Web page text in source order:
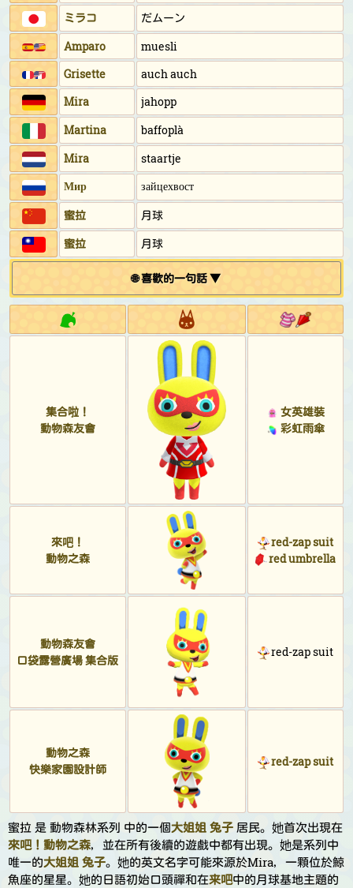
ミラコ
だムーン
Amparo
muesli
Grisette
auch auch
Mira
jahopp
Martina
baffoplà
Mira
staartje
Мир зайцехвост
蜜拉
月球
蜜拉
月球
🌐 喜歡的一句話 ▼
集合啦！
動物森友會
女英雄裝
彩虹雨傘
來吧！
動物之森
red-zap suit
red umbrella
動物森友會
口袋露營廣場 集合版
red-zap suit
動物之森
快樂家園設計師
red-zap suit
蜜拉 是 動物森林系列 中的一個大姐姐 兔子 居民。她首次出現在
來吧！動物之森，並在所有後續的遊戲中都有出現。她是系列中
唯一的大姐姐 兔子。她的英文名字可能來源於Mira，一顆位於鯨
魚座的星星。她的日語初始口頭禪和在来吧中的月球基地主題的